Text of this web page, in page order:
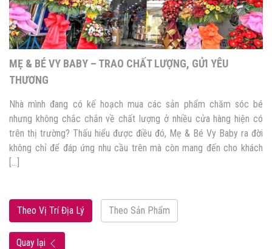
MẸ & BÉ VY BABY – TRAO CHẤT LƯỢNG, GỬI YÊU
THƯƠNG
Nhà mình đang có kế hoạch mua các sản phẩm chăm sóc bé
nhưng không chắc chắn về chất lượng ở nhiều cửa hàng hiện có
trên thị trường? Thấu hiểu được điều đó, Mẹ & Bé Vy Baby ra đời
không chỉ để đáp ứng nhu cầu trên mà còn mang đến cho khách
Theo Vị Trí Địa Lý Theo Sản Phẩm
Quay lại